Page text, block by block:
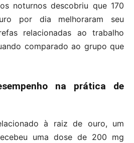
noturnos descobriu que 170
por dia melhoraram seu
relacionadas ao trabalho
comparado ao grupo que
na prática de
à raiz de ouro, um
uma dose de 200 mg